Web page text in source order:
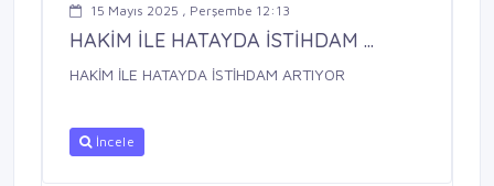
15 Mayıs 2025 , Perşembe 12:13
HAKİM İLE HATAYDA İSTİHDAM ...
HAKİM İLE HATAYDA İSTİHDAM ARTIYOR
İncele